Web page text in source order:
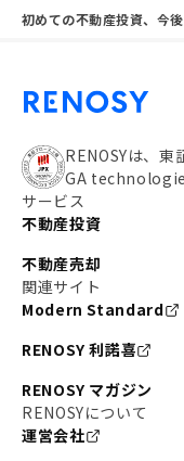
初めての不動産投資、今
RENOSYは、東
GA
サービス
不動産投資
不動産売却
関連サイト
Modern Standard
RENOSY 利諾喜
RENOSY マガジン
RENOSYについて
運営会社